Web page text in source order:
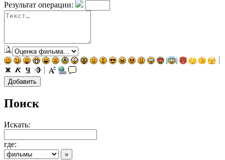
Результат операции:
Поиск
Искать:
где: